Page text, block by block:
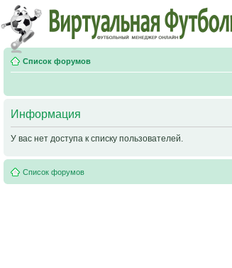
Список форумов
Информация
У вас нет доступа к списку пользователей.
Список форумов